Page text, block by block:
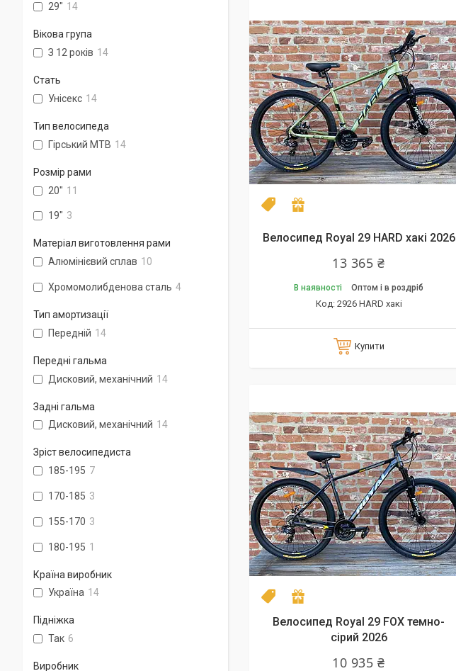
NEW model 2026
Велосипед Royal 29 HARD хакі 2026
13 365 ₴
В наявності Оптом і в роздріб
2926 HARD хакі
Купити
NEW model 2026
Велосипед Royal 29 FOX темно-
сірий 2026
10 935 ₴
29" 14
Вікова група
З 12 років 14
Стать
Унісекс 14
Тип велосипеда
Гірський MTB 14
Розмір рами
20" 11
19" 3
Матеріал виготовлення рами
Алюмінієвий сплав 10
Хромомолибденова сталь 4
Тип амортизації
Передній 14
Передні гальма
Дисковий, механічний 14
Задні гальма
Дисковий, механічний 14
Зріст велосипедиста
185-195 7
170-185 3
155-170 3
180-195 1
Країна виробник
Україна 14
Підніжка
Так 6
Виробник